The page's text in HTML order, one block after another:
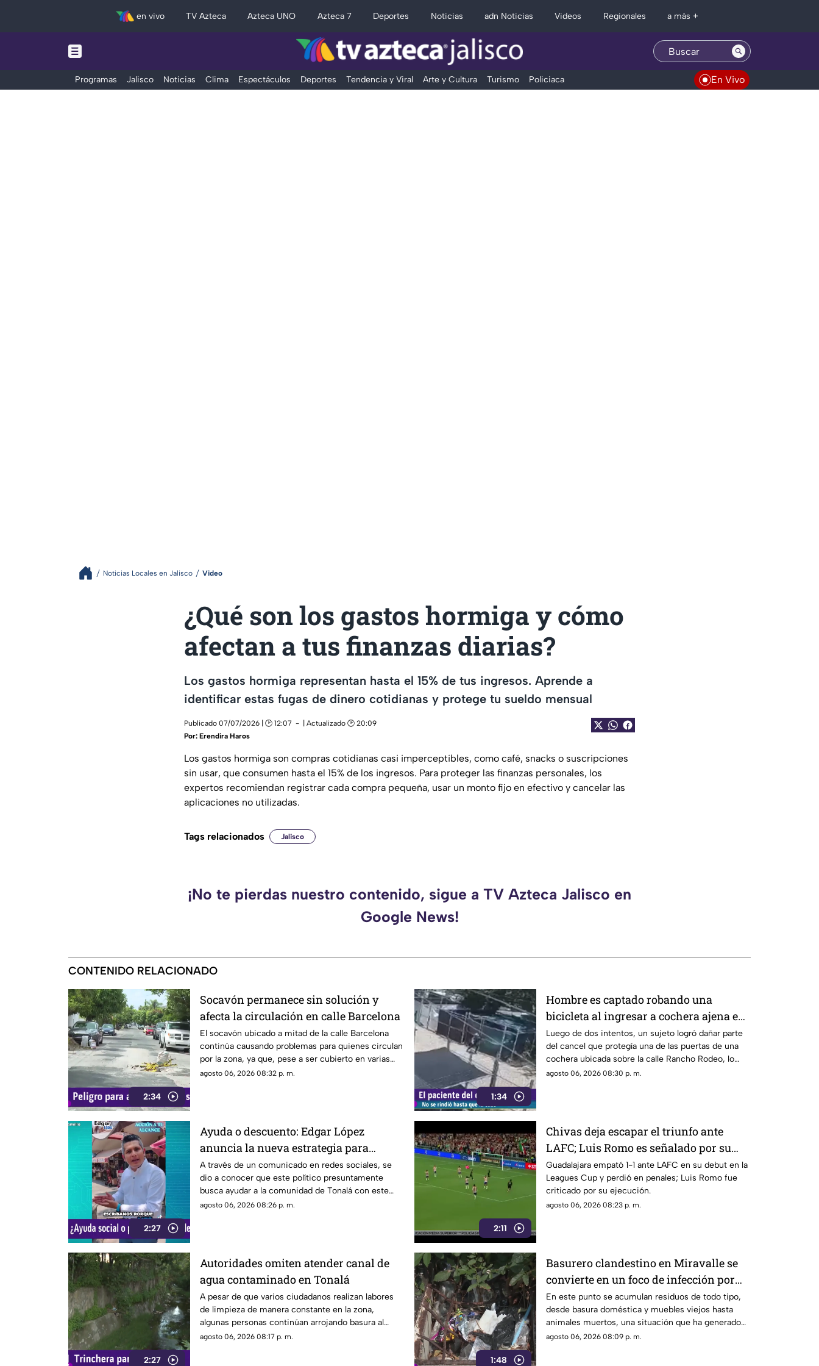
en vivo TV Azteca Azteca UNO Azteca 7 Deportes Noticias adn Noticias Videos Regionales a más +
Programas Jalisco Noticias Clima Espectáculos Deportes Tendencia y Viral Arte y Cultura Turismo Policiaca En Vivo
Noticias Locales en Jalisco Video
¿Qué son los gastos hormiga y cómo
afectan a tus finanzas diarias?
Los gastos hormiga representan hasta el 15% de tus ingresos. Aprende a
identificar estas fugas de dinero cotidianas y protege tu sueldo mensual
Publicado 07/07/2026 | 🕑 12:07
| Actualizado 🕑 20:09
Por: Erendira Haros
Los gastos hormiga son compras cotidianas casi imperceptibles, como café, snacks o suscripciones
sin usar, que consumen hasta el 15% de los ingresos. Para proteger las finanzas personales, los
expertos recomiendan registrar cada compra pequeña, usar un monto fijo en efectivo y cancelar las
aplicaciones no utilizadas.
Tags relacionados Jalisco
¡No te pierdas nuestro contenido, sigue a TV Azteca Jalisco en
Google News!
CONTENIDO RELACIONADO
2:34
Socavón permanece sin solución y
afecta la circulación en calle Barcelona
El socavón ubicado a mitad de la calle Barcelona
continúa causando problemas para quienes circulan
por la zona, ya que, pese a ser cubierto en varias
ocasiones, vuelve a aparecer con el paso del
agosto 06, 2026 08:32 p. m.
1:34
Hombre es captado robando una
bicicleta al ingresar a cochera ajena en
calle Rancho Rodeo
Luego de dos intentos, un sujeto logró dañar parte
del cancel que protegía una de las puertas de una
cochera ubicada sobre la calle Rancho Rodeo, lo
que le permitió ingresar al inmueble.
agosto 06, 2026 08:30 p. m.
2:27
Ayuda o descuento: Edgar López
anuncia la nueva estrategia para
ayudar algunas familias
A través de un comunicado en redes sociales, se
dio a conocer que este político presuntamente
busca ayudar a la comunidad de Tonalá con este
descuento.
agosto 06, 2026 08:26 p. m.
2:11
Chivas deja escapar el triunfo ante
LAFC; Luis Romo es señalado por su
cobro en penales
Guadalajara empató 1-1 ante LAFC en su debut en la
Leagues Cup y perdió en penales; Luis Romo fue
criticado por su ejecución.
agosto 06, 2026 08:23 p. m.
2:27
Autoridades omiten atender canal de
agua contaminado en Tonalá
A pesar de que varios ciudadanos realizan labores
de limpieza de manera constante en la zona,
algunas personas continúan arrojando basura al
canal de agua, provocando acumulación de
agosto 06, 2026 08:17 p. m.
1:48
Basurero clandestino en Miravalle se
convierte en un foco de infección por
acumulación de residuos.
En este punto se acumulan residuos de todo tipo,
desde basura doméstica y muebles viejos hasta
animales muertos, una situación que ha generado
molestias entre los vecinos, quienes exigen una
agosto 06, 2026 08:09 p. m.